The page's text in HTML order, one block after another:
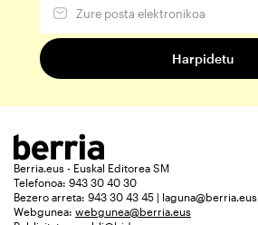
Berria.eus - Euskal Editorea SM
Telefonoa: 943 30 40 30
Bezero arreta: 943 30 43 45 | laguna@berria.eus
Webgunea: webgunea@berria.eus